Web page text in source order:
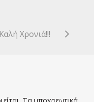
Καλή Χρονιά!!!